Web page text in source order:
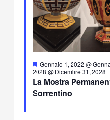
La Mostra
Sorrentino
Segnalati
Gennaio 1, 2022 @
2028 @ Dicembre 31, 2028